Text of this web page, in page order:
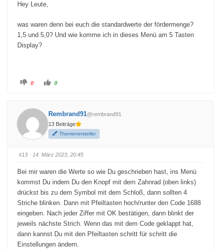
n
c
h
u
t
e
c
h
o
Hey Leute,
was waren denn bei euch die standardwerte der fördermenge?
1,5 und 5,0? Und wie komme ich in dieses Menü am 5 Tasten
Display?
A
c
e
f
r
a
u
n
a
c
h
u
n
t
e
n
0
A
k
n
f
ü
u
n
n
a
c
h
o
b
e
n
.
0
Rembrand91@rembrand91
13 Beiträge
Themenersteller
#13 · 14. März 2023, 20:45
Bei mir waren die Werte so wie Du geschrieben hast, ins Menü
kommst Du indem Du den Knopf mit dem Zahnrad (oben links)
drückst bis zu dem Symbol mit dem Schloß, dann sollten 4
Striche blinken. Dann mit Pfeiltasten hoch/runter den Code 1688
eingeben. Nach jeder Ziffer mit OK bestätigen, dann blinkt der
jeweils nächste Strich. Wenn das mit dem Code geklappt hat,
dann kannst Du mit den Pfeiltasten schritt für schritt die
Einstellungen ändern.